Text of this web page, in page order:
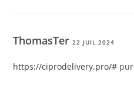
ThomasTer22 JUIL 2024
https://ciprodelivery.pro/#